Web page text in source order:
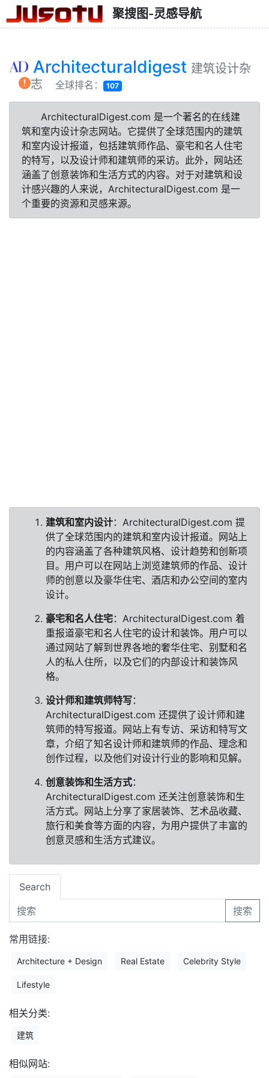
聚搜图-灵感导航
Architecturaldigest 建筑设计杂
志
全球排名： 107
ArchitecturalDigest.com 是一个著名的在线建
筑和室内设计杂志网站。它提供了全球范围内的建筑
和室内设计报道，包括建筑师作品、豪宅和名人住宅
的特写，以及设计师和建筑师的采访。此外，网站还
涵盖了创意装饰和生活方式的内容。对于对建筑和设
计感兴趣的人来说，ArchitecturalDigest.com 是一
个重要的资源和灵感来源。
建筑和室内设计：ArchitecturalDigest.com 提
供了全球范围内的建筑和室内设计报道。网站上
的内容涵盖了各种建筑风格、设计趋势和创新项
目。用户可以在网站上浏览建筑师的作品、设计
师的创意以及豪华住宅、酒店和办公空间的室内
设计。
豪宅和名人住宅：ArchitecturalDigest.com 着
重报道豪宅和名人住宅的设计和装饰。用户可以
通过网站了解到世界各地的奢华住宅、别墅和名
人的私人住所，以及它们的内部设计和装饰风
格。
设计师和建筑师特写：
ArchitecturalDigest.com 还提供了设计师和建
筑师的特写报道。网站上有专访、采访和特写文
章，介绍了知名设计师和建筑师的作品、理念和
创作过程，以及他们对设计行业的影响和见解。
创意装饰和生活方式：
ArchitecturalDigest.com 还关注创意装饰和生
活方式。网站上分享了家居装饰、艺术品收藏、
旅行和美食等方面的内容，为用户提供了丰富的
创意灵感和生活方式建议。
Search
搜索
常用链接:
Architecture + Design Real Estate Celebrity Style
Lifestyle
相关分类:
建筑
相似网站: